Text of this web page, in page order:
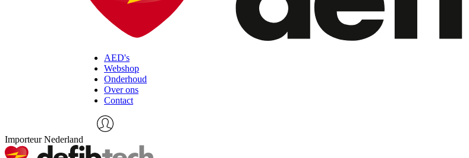
AED's
Webshop
Onderhoud
Over ons
Contact
Importeur Nederland